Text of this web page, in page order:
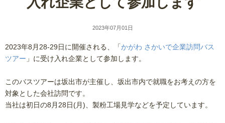
2023年07月01日
2023年8月28-29日に開催される、「かがわ さかいで企業訪問バス
ツアー 」に受け入れ企業として参加します。
このバスツアーは坂出市が主催し、坂出市内で就職をお考えの方を
対象とした会社訪問です。
当社は初日の8月28日(月)、製粉工場見学などを予定しています。